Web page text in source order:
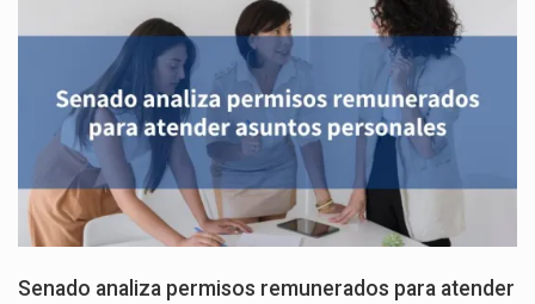
Senado analiza permisos remunerados para atender